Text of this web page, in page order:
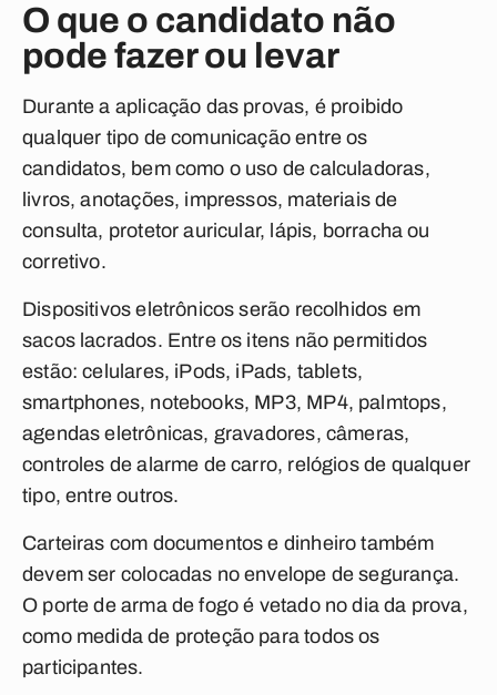
O que o candidato não
pode fazer ou levar
Durante a aplicação das provas, é proibido
qualquer tipo de comunicação entre os
candidatos, bem como o uso de calculadoras,
livros, anotações, impressos, materiais de
consulta, protetor auricular, lápis, borracha ou
corretivo.
Dispositivos eletrônicos serão recolhidos em
sacos lacrados. Entre os itens não permitidos
estão: celulares, iPods, iPads, tablets,
smartphones, notebooks, MP3, MP4, palmtops,
agendas eletrônicas, gravadores, câmeras,
controles de alarme de carro, relógios de qualquer
tipo, entre outros.
Carteiras com documentos e dinheiro também
devem ser colocadas no envelope de segurança.
O porte de arma de fogo é vetado no dia da prova,
como medida de proteção para todos os
participantes.